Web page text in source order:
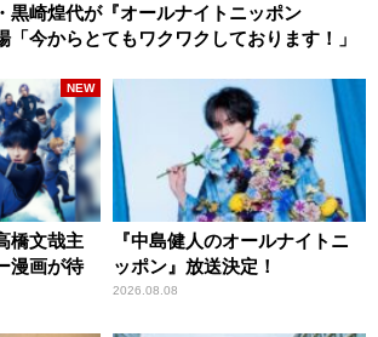
黒崎煌代が『オールナイトニッポン
「今からとてもワクワクしております！」
橋文哉主
漫画が待
NEW
『中島健人のオールナイトニ
ッポン』放送決定！
2026.08.08